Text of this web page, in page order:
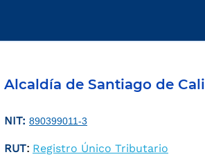
Alcaldía de Santiago de Cali
NIT: 890399011-3
RUT: Registro Único Tributario